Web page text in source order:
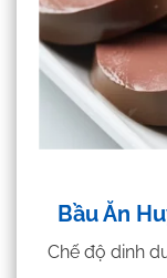
Bầu Ăn
Chế độ dinh